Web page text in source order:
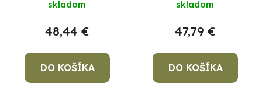
skladom
48,44 €
DO KOŠÍKA
skladom
47,79 €
DO KOŠÍKA